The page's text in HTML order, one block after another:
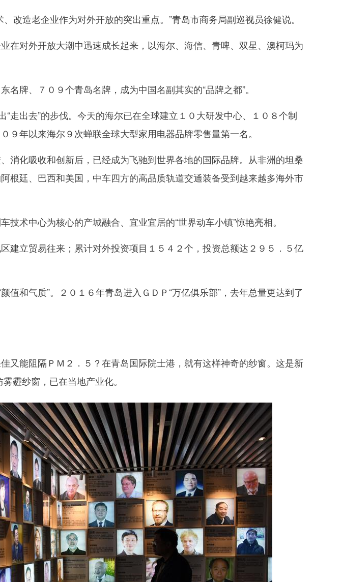
造老企业作为对外开放的突出重点。”青岛市商务局副巡视员徐健说。
对外开放大潮中迅速成长起来，以海尔、海信、青啤、双星、澳柯玛为
牌、７０９个青岛名牌，成为中国名副其实的“品牌之都”。
出去”的步伐。今天的海尔已在全球建立１０大研发中心、１０８个制
年以来海尔９次蝉联全球大型家用电器品牌零售量第一名。
化吸收和创新后，已经成为飞驰到世界各地的国际品牌。从非洲的坦桑
根廷、巴西和美国，中车四方的高品质轨道交通装备受到越来越多海外市
术中心为核心的产城融合、宜业宜居的“世界动车小镇”惊艳亮相。
立贸易往来；累计对外投资项目１５４２个，投资总额达２９５．５亿
和气质”。２０１６年青岛进入ＧＤＰ“万亿俱乐部”，去年总量更达到了
能阻隔ＰＭ２．５？在青岛国际院士港，就有这样神奇的纱窗。这是新
霾纱窗，已在当地产业化。